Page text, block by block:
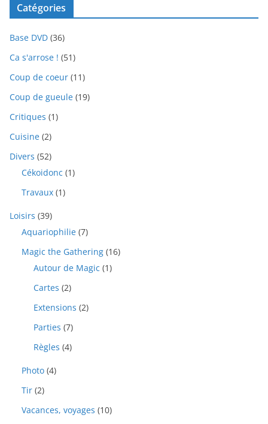
Catégories
Base DVD (36)
Ca s'arrose ! (51)
Coup de coeur (11)
Coup de gueule (19)
Critiques (1)
Cuisine (2)
Divers (52)
Cékoidonc (1)
Travaux (1)
Loisirs (39)
Aquariophilie (7)
Magic the Gathering (16)
Autour de Magic (1)
Cartes (2)
Extensions (2)
Parties (7)
Règles (4)
Photo (4)
Tir (2)
Vacances, voyages (10)